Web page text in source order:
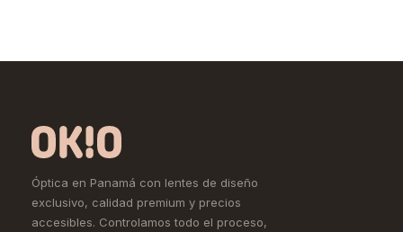
Óptica en Panamá con lentes de diseño
exclusivo, calidad premium y precios
accesibles. Controlamos todo el proceso,